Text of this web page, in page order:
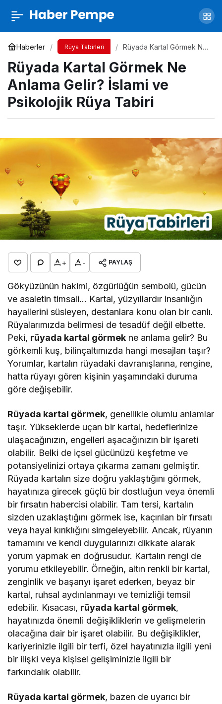
Haberler Rüya Tabirleri
Rüyada Kartal Görmek Ne
Psikolojik Rüya Tabiri
Rüyada Kartal Görmek Ne
Anlama Gelir? İslami ve
Psikolojik Rüya Tabiri
+ - PAYLAŞ
Gökyüzünün hakimi, özgürlüğün sembolü, gücün
ve asaletin timsali… Kartal, yüzyıllardır insanlığın
hayallerini süsleyen, destanlara konu olan bir canlı.
Rüyalarımızda belirmesi de tesadüf değil elbette.
Peki, rüyada kartal görmek ne anlama gelir? Bu
görkemli kuş, bilinçaltımızda hangi mesajları taşır?
Yorumlar, kartalın rüyadaki davranışlarına, rengine,
hatta rüyayı gören kişinin yaşamındaki duruma
göre değişebilir.
Rüyada kartal görmek, genellikle olumlu anlamlar
taşır. Yükseklerde uçan bir kartal, hedeflerinize
ulaşacağınızın, engelleri aşacağınızın bir işareti
olabilir. Belki de içsel gücünüzü keşfetme ve
potansiyelinizi ortaya çıkarma zamanı gelmiştir.
Rüyada kartalın size doğru yaklaştığını görmek,
hayatınıza girecek güçlü bir dostluğun veya önemli
bir fırsatın habercisi olabilir. Tam tersi, kartalın
sizden uzaklaştığını görmek ise, kaçırılan bir fırsatı
veya hayal kırıklığını simgeleyebilir. Ancak, rüyanın
tamamını ve kendi duygularınızı dikkate alarak
yorum yapmak en doğrusudur. Kartalın rengi de
yorumu etkileyebilir. Örneğin, altın renkli bir kartal,
zenginlik ve başarıyı işaret ederken, beyaz bir
kartal, ruhsal aydınlanmayı ve temizliği temsil
edebilir. Kısacası, rüyada kartal görmek,
hayatınızda önemli değişikliklerin ve gelişmelerin
olacağına dair bir işaret olabilir. Bu değişiklikler,
kariyerinizle ilgili bir terfi, özel hayatınızla ilgili yeni
bir ilişki veya kişisel gelişiminizle ilgili bir
farkındalık olabilir.
Rüyada kartal görmek, bazen de uyarıcı bir
Rüyada Saç Kesilmesi Ne Anlama Gelir?
İslami ve Psikolojik Rüya Tabiri
Paylaş